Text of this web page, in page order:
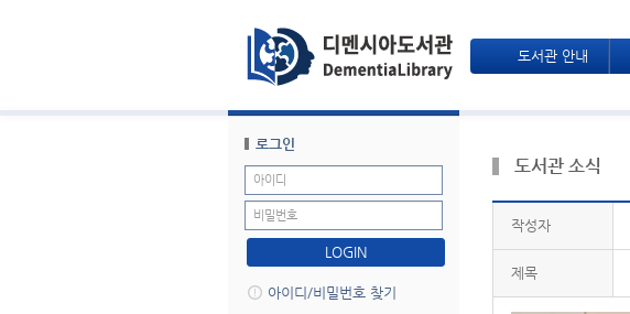
도서관 안내
로그인
LOGIN
아이디/비밀번호 찾기
도서관 소식
작성자
제목